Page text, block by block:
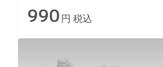
990 円 税込